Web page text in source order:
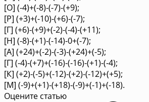
[О] (-4)+(-8)-(-7)-(+9);
[Р] (+3)+(-10)-(+6)-(-7);
[Г] (+6)-(+9)+(-2)-(-4)-(+11);
[Н] (-8)-(+1)-(-14)-0+(-7);
[А] (+24)+(-2)-(-3)-(+24)+(-5);
[Г] (-4)-(+7)+(-16)-(-16)-(+1)-(-4);
[К] (+2)-(-5)+(-12)-(+2)-(-12)+(+5);
[М] (-9)+(+1)-(+18)-(-9)+(-1)+(-18).
Оцените статью